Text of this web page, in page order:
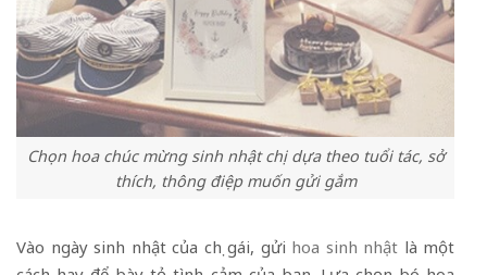
Chọn hoa chúc mừng sinh nhật chị dựa theo tuổi tác, sở
thích, thông điệp muốn gửi gắm
Vào ngày sinh nhật của chị gái, gửi hoa sinh nhật là một